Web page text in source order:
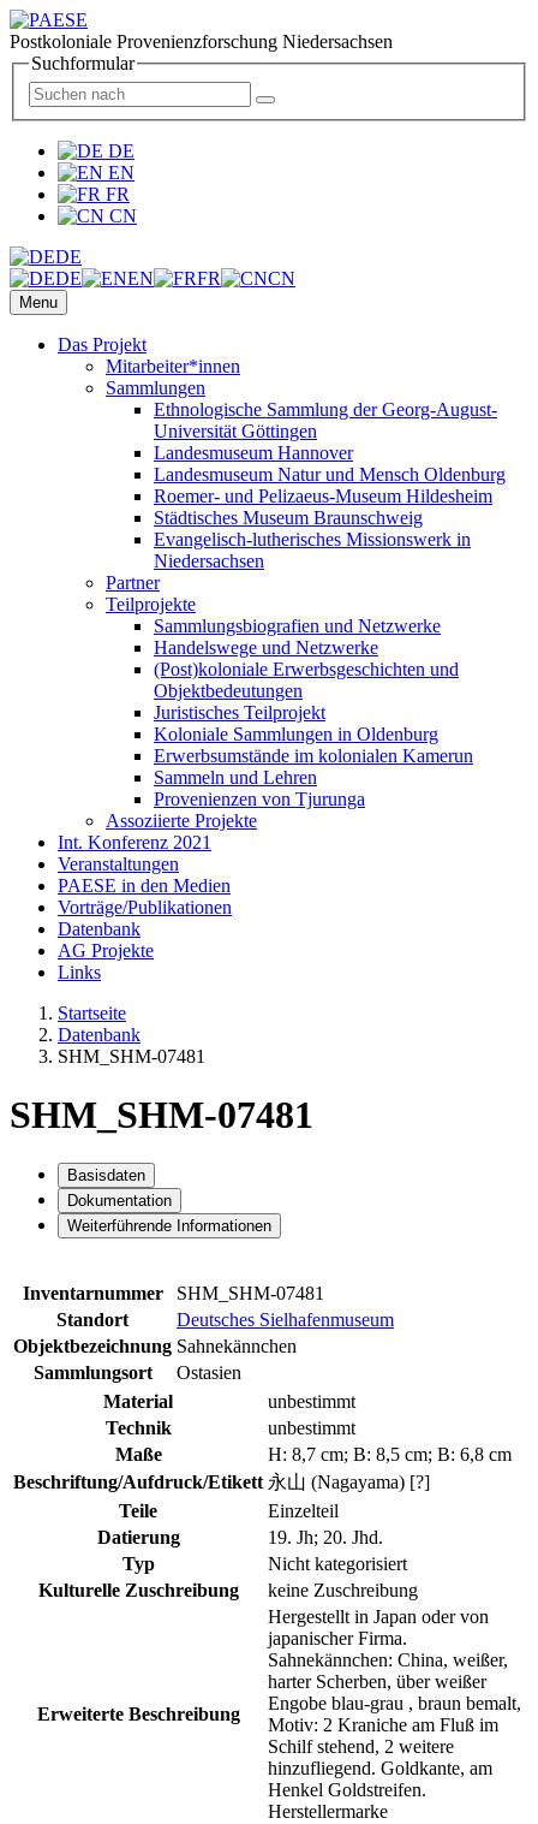
Postkoloniale Provenienzforschung Niedersachsen
Suchformular
DE
EN
FR
CN
DE
DE
EN FR CN
Menu
Das Projekt
Mitarbeiter*innen
Sammlungen
Ethnologische Sammlung der Georg-August-
Universität Göttingen
Landesmuseum Hannover
Landesmuseum Natur und Mensch Oldenburg
Roemer- und Pelizaeus-Museum Hildesheim
Städtisches Museum Braunschweig
Evangelisch-lutherisches Missionswerk in
Niedersachsen
Partner
Teilprojekte
Sammlungsbiografien und Netzwerke
Handelswege und Netzwerke
(Post)koloniale Erwerbsgeschichten und
Objektbedeutungen
Juristisches Teilprojekt
Koloniale Sammlungen in Oldenburg
Erwerbsumstände im kolonialen Kamerun
Sammeln und Lehren
Provenienzen von Tjurunga
Assoziierte Projekte
Int. Konferenz 2021
Veranstaltungen
PAESE in den Medien
Vorträge/Publikationen
Datenbank
AG Projekte
Links
Startseite
Datenbank
SHM_SHM-07481
SHM_SHM-07481
Basisdaten
Dokumentation
Weiterführende Informationen
Inventarnummer
SHM_SHM-07481
Standort
Deutsches Sielhafenmuseum
Objektbezeichnung Sahnekännchen
Sammlungsort
Ostasien
Material
unbestimmt
Technik
unbestimmt
Maße
H: 8,7 cm; B: 8,5 cm; B: 6,8 cm
Beschriftung/Aufdruck/Etikett 永山 (Nagayama) [?]
Teile
Einzelteil
Datierung
19. Jh; 20. Jhd.
Typ
Nicht kategorisiert
Kulturelle Zuschreibung
keine Zuschreibung
Erweiterte Beschreibung
Hergestellt in Japan oder von
japanischer Firma.
Sahnekännchen: China, weißer,
harter Scherben, über weißer
Engobe blau-grau , braun bemalt,
Motiv: 2 Kraniche am Fluß im
Schilf stehend, 2 weitere
hinzufliegend. Goldkante, am
Henkel Goldstreifen.
Herstellermarke